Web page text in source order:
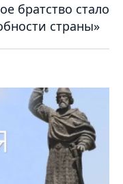
братство стало
страны»